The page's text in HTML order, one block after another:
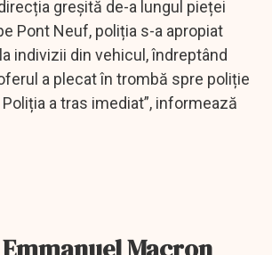
greșită de-a lungul pieței
Pont Neuf, poliția s-a apropiat
indivizii din vehicul, îndreptând
a plecat în trombă spre poliție
a tras imediat”, informează